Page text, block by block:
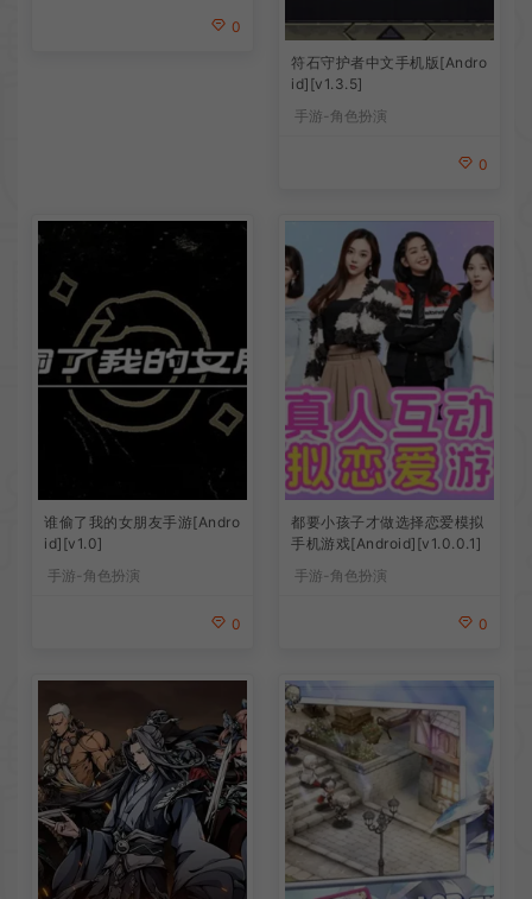
0
符石守护者中文手机版[Andro
id][v1.3.5]
手游-角色扮演
0
谁偷了我的女朋友手游[Andro
id][v1.0]
手游-角色扮演
0
都要小孩子才做选择恋爱模拟
手机游戏[Android][v1.0.0.1]
手游-角色扮演
0